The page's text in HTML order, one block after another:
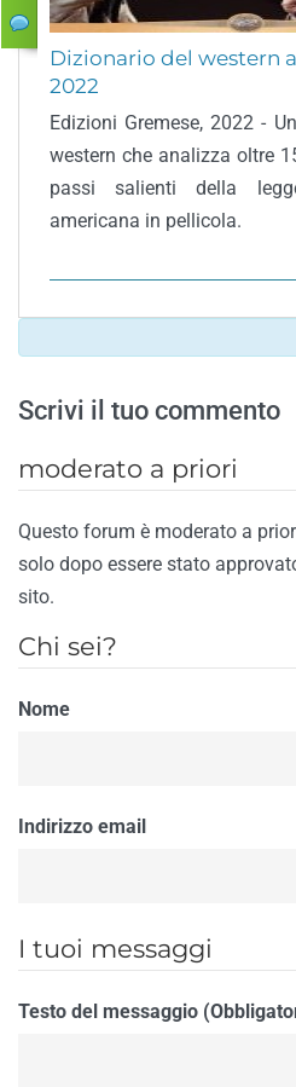
Dizionario del western
2022
Edizioni Gremese, 2022 -
western che analizza oltre
passi salienti della
americana in pellicola.
Scrivi il tuo commento
moderato a priori
Questo forum è moderato a
solo dopo essere stato
sito.
Chi sei?
Nome
Indirizzo email
I tuoi messaggi
Testo del messaggio